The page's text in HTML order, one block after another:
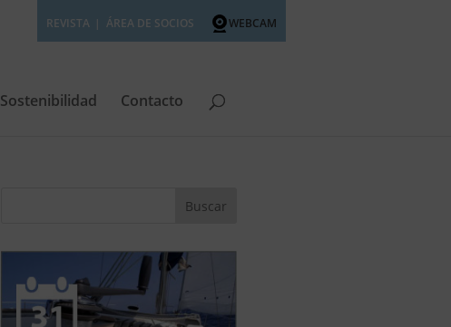
REVISTA ÁREA DE SOCIOS WEBCAM
Sostenibilidad Contacto